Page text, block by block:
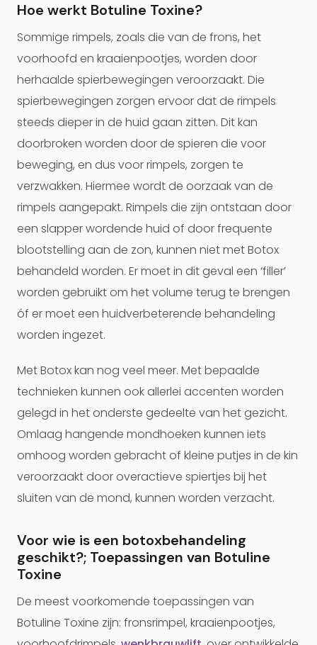
Hoe werkt Botuline Toxine?
Sommige rimpels, zoals die van de frons, het
voorhoofd en kraaienpootjes, worden door
herhaalde spierbewegingen veroorzaakt. Die
spierbewegingen zorgen ervoor dat de rimpels
steeds dieper in de huid gaan zitten. Dit kan
doorbroken worden door de spieren die voor
beweging, en dus voor rimpels, zorgen te
verzwakken. Hiermee wordt de oorzaak van de
rimpels aangepakt. Rimpels die zijn ontstaan door
een slapper wordende huid of door frequente
blootstelling aan de zon, kunnen niet met Botox
behandeld worden. Er moet in dit geval een ‘filler’
worden gebruikt om het volume terug te brengen
óf er moet een huidverbeterende behandeling
worden ingezet.
Met Botox kan nog veel meer. Met bepaalde
technieken kunnen ook allerlei accenten worden
gelegd in het onderste gedeelte van het gezicht.
Omlaag hangende mondhoeken kunnen iets
omhoog worden gebracht of kleine putjes in de kin
veroorzaakt door overactieve spiertjes bij het
sluiten van de mond, kunnen worden verzacht.
Voor wie is een botoxbehandeling
geschikt?; Toepassingen van Botuline
Toxine
De meest voorkomende toepassingen van
Botuline Toxine zijn: fronsrimpel, kraaienpootjes,